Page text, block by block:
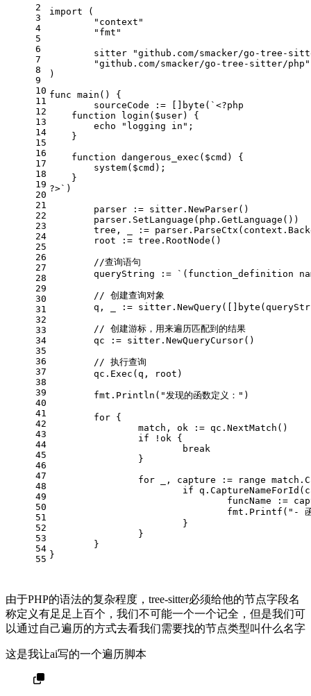
2
3
4
5
6
7
8
9
10
11
12
13
14
15
16
17
18
19
20
21
22
23
24
25
26
27
28
29
30
31
32
33
34
35
36
37
38
39
40
41
42
43
44
45
46
47
48
49
50
51
52
53
54
55
import (
"context"
"fmt"
	sitter
"github.com/smacker/go-tree-
"github.com/smacker/go-tree-sitter/php"
)
func main ()
{
	sourceCode := []
byte ( `<?php
    function login($user) {
        echo "logging in";
    }
    function dangerous_exec($cmd) {
        system($cmd);
    }
?>` )
	parser := sitter.NewParser()
	parser.SetLanguage(php.GetLanguage())
tree, _ :=
	root := tree.RootNode()
//查询语句
	queryString :=
`(function_definition
// 创建查询对象
	q, _ := sitter.NewQuery([]
byte
// 创建游标，用来遍历匹配到的结果
	qc := sitter.NewQueryCursor()
// 执行查询
	qc.Exec(q, root)
	fmt.Println(
"发现的函数定义：" )
for {
		match, ok := qc.NextMatch()
if !ok {
break
		}
for _, capture := range
if
funcName :=
				fmt.Printf(
"-
			}
		}
	}
}
由于PHP的语法的复杂程度，tree-sitter必须给他的节点字段名
称定义有足足上百个，我们不可能一个一个记全，但是我们可
以通过自己遍历的方式去看我们需要找的节点类型叫什么名字
这是我让ai写的一个遍历脚本